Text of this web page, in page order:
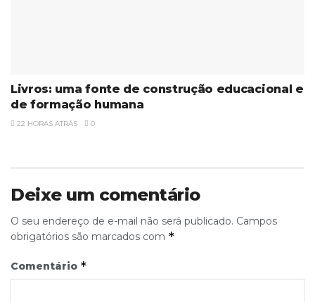
Livros: uma fonte de construção educacional e
de formação humana
22 HORAS ATRÁS 0
Deixe um comentário
O seu endereço de e-mail não será publicado. Campos
obrigatórios são marcados com *
Comentário *